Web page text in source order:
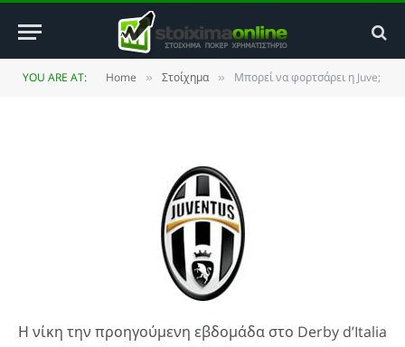
YOU ARE AT: Home » Στοίχημα » Μπορεί να φορτσάρει η Juve;
Μπορεί να φορτσάρει η Juve;
BY ΚΏΣΤΑΣ ΒΡΟΥΛΉΣ
20 FEBRUARY 2011
NO COMMENTS 2 MINS READ
Η νίκη την προηγούμενη εβδομάδα στο Derby d’Italia